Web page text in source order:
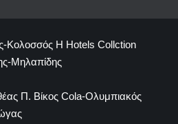
Κολοσσός H Hotels Collction
Μηλαπίδης
Π. Βίκος Cola-Ολυμπιακός